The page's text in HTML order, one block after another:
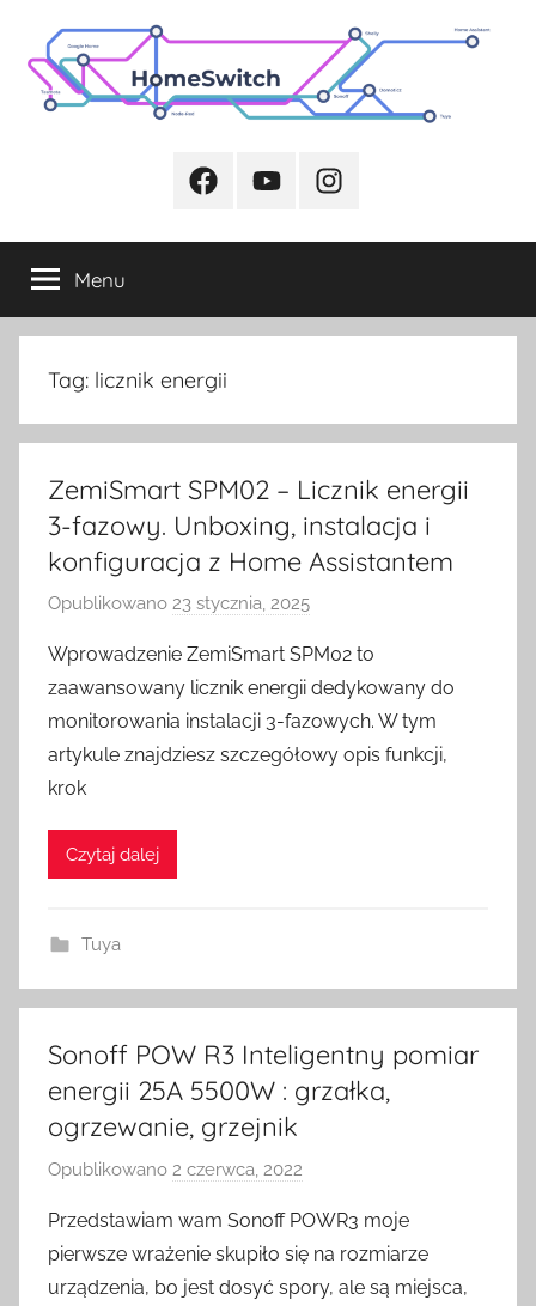
treści
FacebookYoutubeInstagram
Menu
Tag: licznik energii
ZemiSmart SPM02 – Licznik energii
3-fazowy. Unboxing, instalacja i
konfiguracja z Home Assistantem
Opublikowano 23 stycznia, 2025
z
e
z
H
c
Wprowadzenie ZemiSmart SPM02 to
zaawansowany licznik energii dedykowany do
monitorowania instalacji 3-fazowych. W tym
artykule znajdziesz szczegółowy opis funkcji,
krok
Czytaj dalej
Tuya
Sonoff POW R3 Inteligentny pomiar
energii 25A 5500W : grzałka,
ogrzewanie, grzejnik
Opublikowano 2 czerwca, 2022
z
e
z
Przedstawiam wam Sonoff POWR3 moje
pierwsze wrażenie skupiło się na rozmiarze
urządzenia, bo jest dosyć spory, ale są miejsca,